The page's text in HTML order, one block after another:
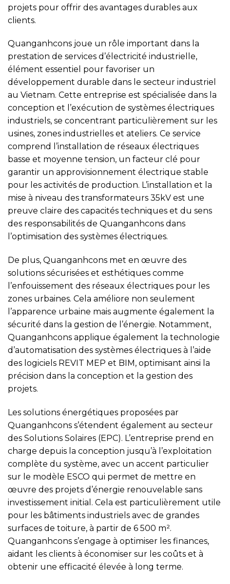
projets pour offrir des avantages durables aux
clients.
Quanganhcons joue un rôle important dans la
prestation de services d’électricité industrielle,
élément essentiel pour favoriser un
développement durable dans le secteur industriel
au Vietnam. Cette entreprise est spécialisée dans la
conception et l’exécution de systèmes électriques
industriels, se concentrant particulièrement sur les
usines, zones industrielles et ateliers. Ce service
comprend l’installation de réseaux électriques
basse et moyenne tension, un facteur clé pour
garantir un approvisionnement électrique stable
pour les activités de production. L’installation et la
mise à niveau des transformateurs 35kV est une
preuve claire des capacités techniques et du sens
des responsabilités de Quanganhcons dans
l’optimisation des systèmes électriques.
De plus, Quanganhcons met en œuvre des
solutions sécurisées et esthétiques comme
l’enfouissement des réseaux électriques pour les
zones urbaines. Cela améliore non seulement
l’apparence urbaine mais augmente également la
sécurité dans la gestion de l’énergie. Notamment,
Quanganhcons applique également la technologie
d’automatisation des systèmes électriques à l’aide
des logiciels REVIT MEP et BIM, optimisant ainsi la
précision dans la conception et la gestion des
projets.
Les solutions énergétiques proposées par
Quanganhcons s’étendent également au secteur
des Solutions Solaires (EPC). L’entreprise prend en
charge depuis la conception jusqu’à l’exploitation
complète du système, avec un accent particulier
sur le modèle ESCO qui permet de mettre en
œuvre des projets d’énergie renouvelable sans
investissement initial. Cela est particulièrement utile
pour les bâtiments industriels avec de grandes
surfaces de toiture, à partir de 6 500 m².
Quanganhcons s’engage à optimiser les finances,
aidant les clients à économiser sur les coûts et à
obtenir une efficacité élevée à long terme.